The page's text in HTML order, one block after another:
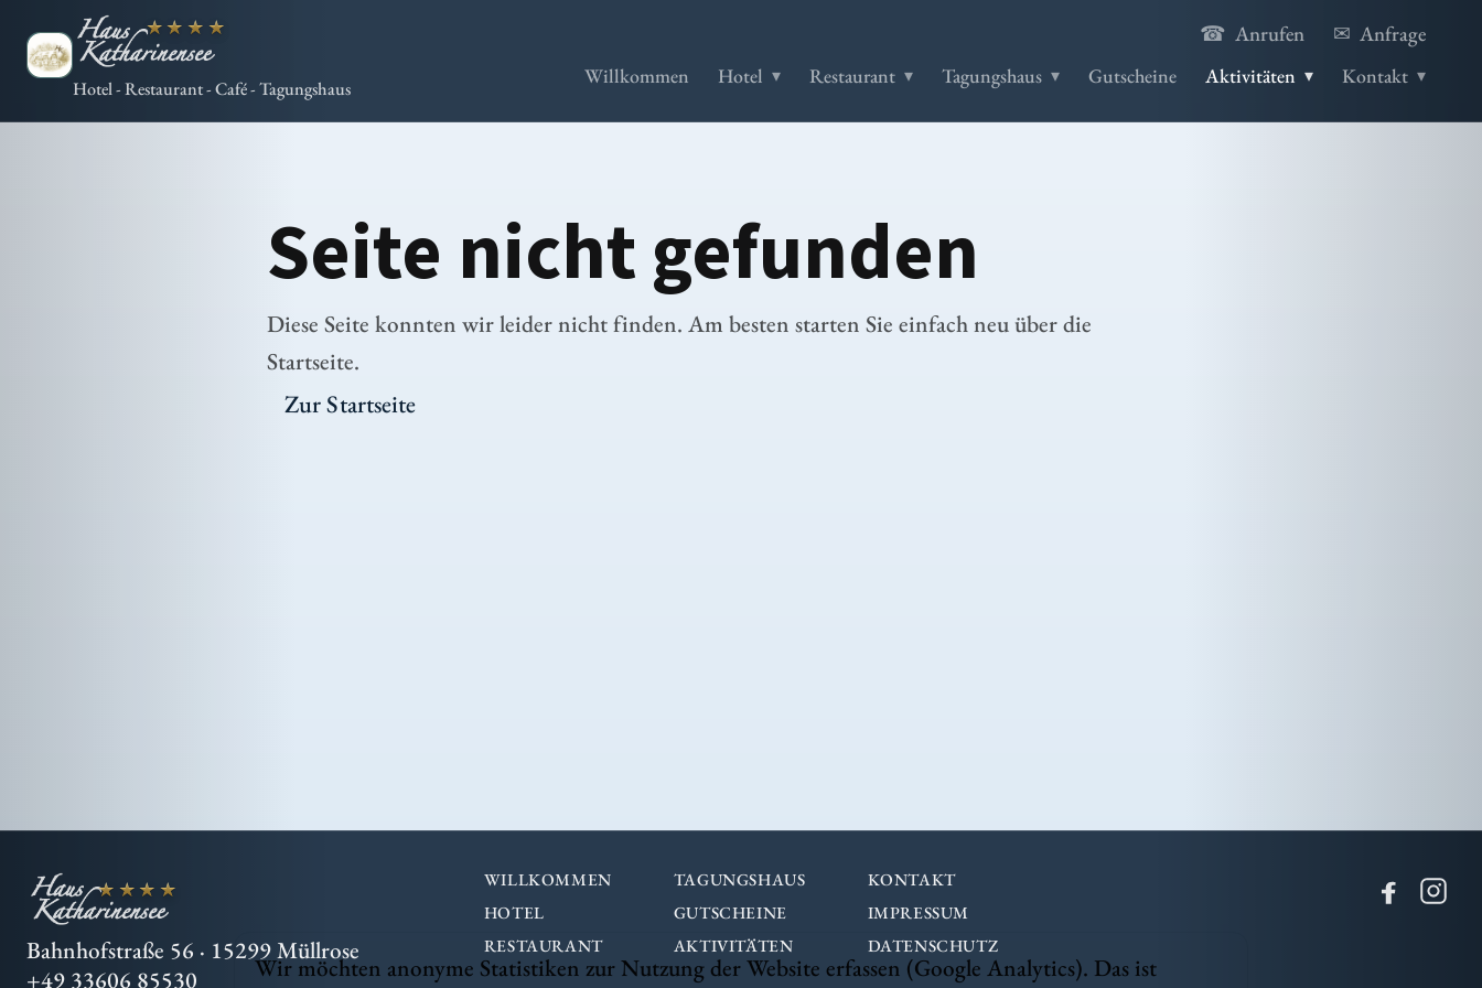
Wir möchten anonyme Statistiken zur Nutzung der Website erfassen (Google Analytics). Das ist
★★★★
Hotel - Restaurant - Café - Tagungshaus
☎ Anrufen ✉ Anfrage
Willkommen Hotel Restaurant Tagungshaus Gutscheine Aktivitäten Kontakt
Seite nicht gefunden
Diese Seite konnten wir leider nicht finden. Am besten starten Sie einfach neu über die
Startseite.
Zur Startseite
★★★★
Bahnhofstraße 56 · 15299 Müllrose
+49 33606 85530
WILLKOMMEN
HOTEL
RESTAURANT
TAGUNGSHAUS
GUTSCHEINE
AKTIVITÄTEN
KONTAKT
IMPRESSUM
DATENSCHUTZ